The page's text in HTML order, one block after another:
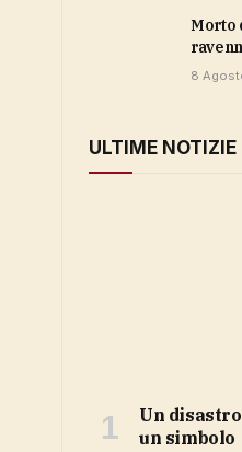
Morto dopo un pestaggio nel
8
ULTIME NOTIZIE
Un disastro che rappresenta
un simbolo